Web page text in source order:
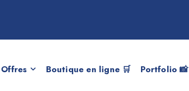
Boutique en ligne 🛒 Portfolio 📸